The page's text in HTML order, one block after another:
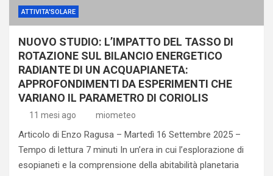
ATTIVITA'SOLARE
NUOVO STUDIO: L’IMPATTO DEL TASSO DI
ROTAZIONE SUL BILANCIO ENERGETICO
RADIANTE DI UN ACQUAPIANETA:
APPROFONDIMENTI DA ESPERIMENTI CHE
VARIANO IL PARAMETRO DI CORIOLIS
11 mesi ago miometeo
Articolo di Enzo Ragusa – Martedì 16 Settembre 2025 –
Tempo di lettura 7 minuti In un’era in cui l’esplorazione di
esopianeti e la comprensione della abitabilità planetaria